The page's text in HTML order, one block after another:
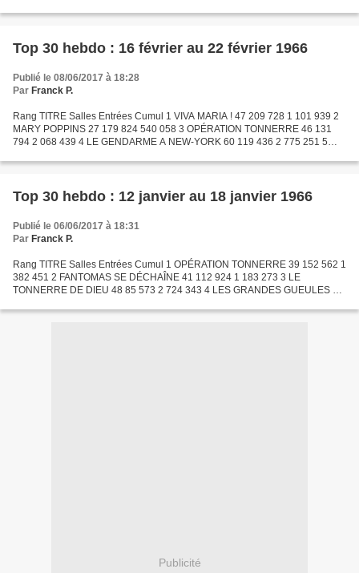
107 6 DON...
Top 30 hebdo : 16 février au 22 février 1966
Publié le 08/06/2017 à 18:28
Par Franck P.
Rang TITRE Salles Entrées Cumul 1 VIVA MARIA ! 47 209 728 1 101 939 2
MARY POPPINS 27 179 824 540 058 3 OPÉRATION TONNERRE 46 131
794 2 068 439 4 LE GENDARME A NEW-YORK 60 119 436 2 775 251 5
Top 30 hebdo : 12 janvier au 18 janvier 1966
Publié le 06/06/2017 à 18:31
Par Franck P.
Rang TITRE Salles Entrées Cumul 1 OPÉRATION TONNERRE 39 152 562 1
382 451 2 FANTOMAS SE DÉCHAÎNE 41 112 924 1 183 273 3 LE
TONNERRE DE DIEU 48 85 573 2 724 343 4 LES GRANDES GUEULES 37
DON...
Publicité